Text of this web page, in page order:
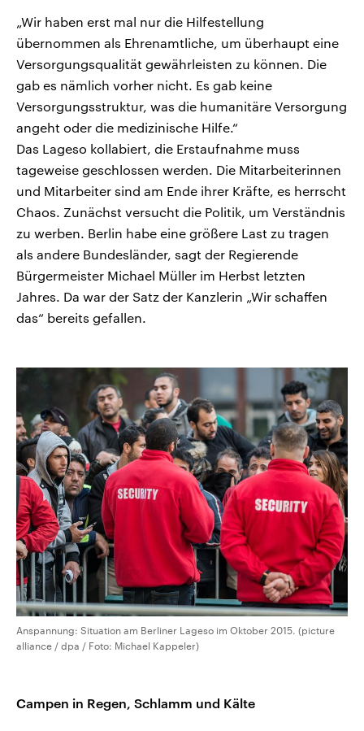
„Wir haben erst mal nur die Hilfestellung
übernommen als Ehrenamtliche, um überhaupt eine
Versorgungsqualität gewährleisten zu können. Die
gab es nämlich vorher nicht. Es gab keine
Versorgungsstruktur, was die humanitäre Versorgung
angeht oder die medizinische Hilfe.“
Das Lageso kollabiert, die Erstaufnahme muss
tageweise geschlossen werden. Die Mitarbeiterinnen
und Mitarbeiter sind am Ende ihrer Kräfte, es herrscht
Chaos. Zunächst versucht die Politik, um Verständnis
zu werben. Berlin habe eine größere Last zu tragen
als andere Bundesländer, sagt der Regierende
Bürgermeister Michael Müller im Herbst letzten
Jahres. Da war der Satz der Kanzlerin „Wir schaffen
das“ bereits gefallen.
Anspannung: Situation am Berliner Lageso im Oktober 2015. (picture
alliance / dpa / Foto: Michael Kappeler)
Campen in Regen, Schlamm und Kälte